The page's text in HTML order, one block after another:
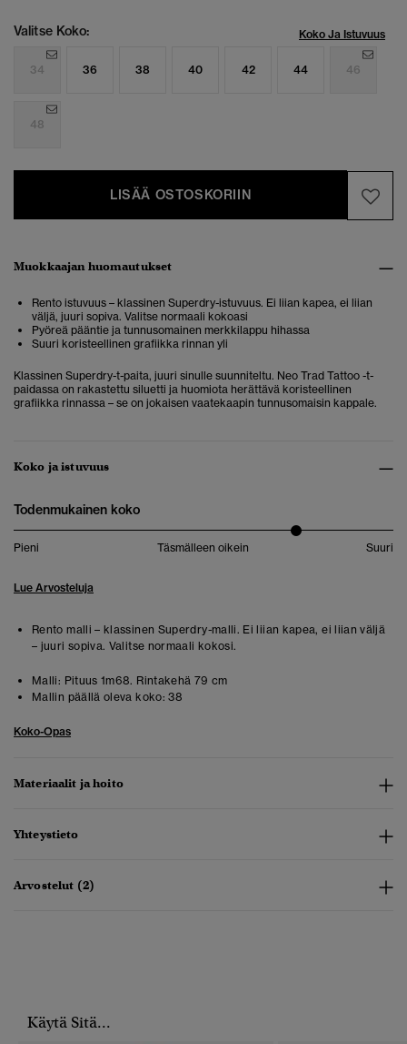
Valitse Koko: Koko Ja Istuvuus
34 36 38 40 42 44 46
48
LISÄÄ OSTOSKORIIN
Muokkaajan huomautukset
Rento istuvuus – klassinen Superdry-istuvuus. Ei liian kapea, ei liian
väljä, juuri sopiva. Valitse normaali kokoasi
Pyöreä pääntie ja tunnusomainen merkkilappu hihassa
Suuri koristeellinen grafiikka rinnan yli
Klassinen Superdry-t-paita, juuri sinulle suunniteltu. Neo Trad Tattoo -t-
paidassa on rakastettu siluetti ja huomiota herättävä koristeellinen
grafiikka rinnassa – se on jokaisen vaatekaapin tunnusomaisin kappale.
Koko ja istuvuus
Todenmukainen koko
Pieni Täsmälleen oikein Suuri
Lue Arvosteluja
Rento malli – klassinen Superdry-malli. Ei liian kapea, ei liian väljä
– juuri sopiva. Valitse normaali kokosi.
Malli: Pituus 1m68. Rintakehä 79 cm
Mallin päällä oleva koko: 38
Koko-Opas
Materiaalit ja hoito
Yhteystieto
Arvostelut (2)
Käytä Sitä...